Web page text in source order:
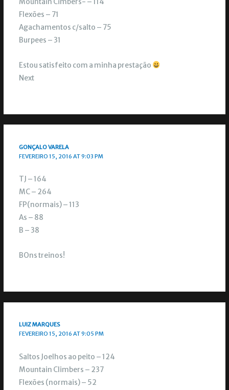
Flexões – 71
Agachamentos c/salto – 75
Burpees – 31
Estou satisfeito com a minha prestação
Next
GONÇALO VARELA
FEVEREIRO 15, 2016 AT 9:03 PM
TJ – 164
MC – 264
FP(normais) – 113
As – 88
B – 38
BOns treinos!
LUIZ MARQUES
FEVEREIRO 15, 2016 AT 9:05 PM
Saltos Joelhos ao peito – 124
Mountain Climbers – 237
Flexões (normais) – 52